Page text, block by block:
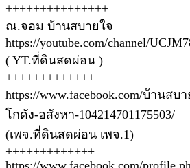
+++++++++++++++
ณ.จอม บ้านสบายใจ
https://youtube.com/channel/
( YT.ที่ดินสดผ่อน )
+++++++++++++
https://www.facebook.com/บ้านส
โกดัง-อสังหา-104214701175503/
(เพจ.ที่ดินสดผ่อน เพจ.1)
+++++++++++++
https://www.facebook.com/